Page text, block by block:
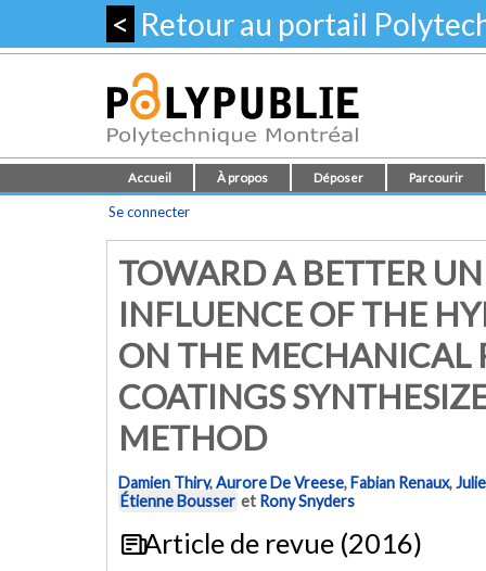
< Retour au portail
Accueil À propos Déposer Parcourir
Se connecter
TOWARD A BETTER
INFLUENCE OF THE
ON THE MECHANICAL
COATINGS
METHOD
Damien Thiry,Aurore De Vreese,Fabian Renaux,
Étienne Bousser et Rony Snyders
Article de revue (2016)